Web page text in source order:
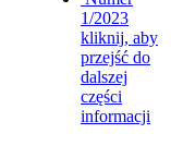
1/2023
kliknij, aby
przejść do
dalszej
części
informacji